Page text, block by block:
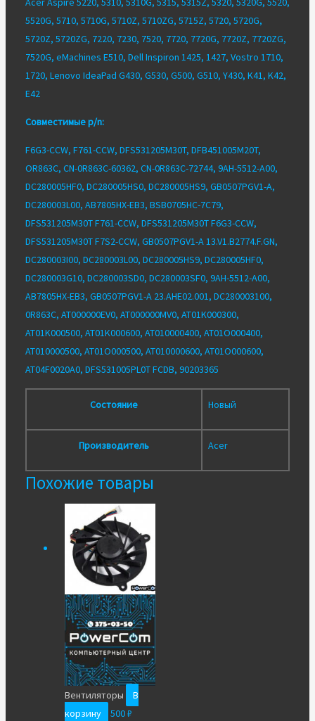
5520G, 5710, 5710G, 5710Z, 5710ZG, 5715Z, 5720, 5720G,
5720Z, 5720ZG, 7220, 7230, 7520, 7720, 7720G, 7720Z, 7720ZG,
7520G, eMachines E510, Dell Inspiron 1425, 1427, Vostro 1710,
1720, Lenovo IdeaPad G430, G530, G500, G510, Y430, K41, K42,
E42
Совместимые p/n:
F6G3-CCW, F761-CCW, DFS531205M30T, DFB451005M20T,
OR863C, CN-0R863C-60362, CN-0R863C-72744, 9AH-5512-A00,
DC280005HF0, DC280005HS0, DC280005HS9, GB0507PGV1-A,
DC280003L00, AB7805HX-EB3, BSB0705HC-7C79,
DFS531205M30T F761-CCW, DFS531205M30T F6G3-CCW,
DFS531205M30T F7S2-CCW, GB0507PGV1-A 13.V1.B2774.F.GN,
DC280003I00, DC280003L00, DC280005HS9, DC280005HF0,
DC280003G10, DC280003SD0, DC280003SF0, 9AH-5512-A00,
AB7805HX-EB3, GB0507PGV1-A 23.AHE02.001, DC280003100,
0R863C, AT000000EV0, AT000000MV0, AT01K000300,
AT01K000500, AT01K000600, AT010000400, AT01O000400,
AT010000500, AT01O000500, AT010000600, AT01O000600,
AT04F0020A0, DFS531005PL0T FCDB, 90203365
Состояние Новый
Производитель Acer
Похожие товары
Вентиляторы
В
корзину
500₽